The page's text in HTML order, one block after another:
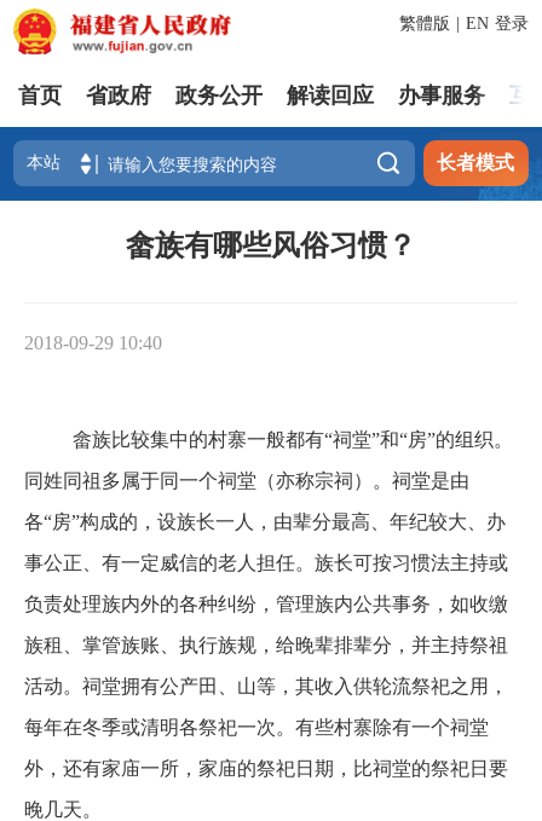
登录
繁體版 EN
首页 省政府 政务公开 解读回应 办事服务 互
 长者模式
畲族有哪些风俗习惯？
2018-09-29 10:40
畲族比较集中的村寨一般都有“祠堂”和“房”的组织。
同姓同祖多属于同一个祠堂（亦称宗祠）。祠堂是由
各“房”构成的，设族长一人，由辈分最高、年纪较大、办
事公正、有一定威信的老人担任。族长可按习惯法主持或
负责处理族内外的各种纠纷，管理族内公共事务，如收缴
族租、掌管族账、执行族规，给晚辈排辈分，并主持祭祖
活动。祠堂拥有公产田、山等，其收入供轮流祭祀之用，
每年在冬季或清明各祭祀一次。有些村寨除有一个祠堂
外，还有家庙一所，家庙的祭祀日期，比祠堂的祭祀日要
晚几天。